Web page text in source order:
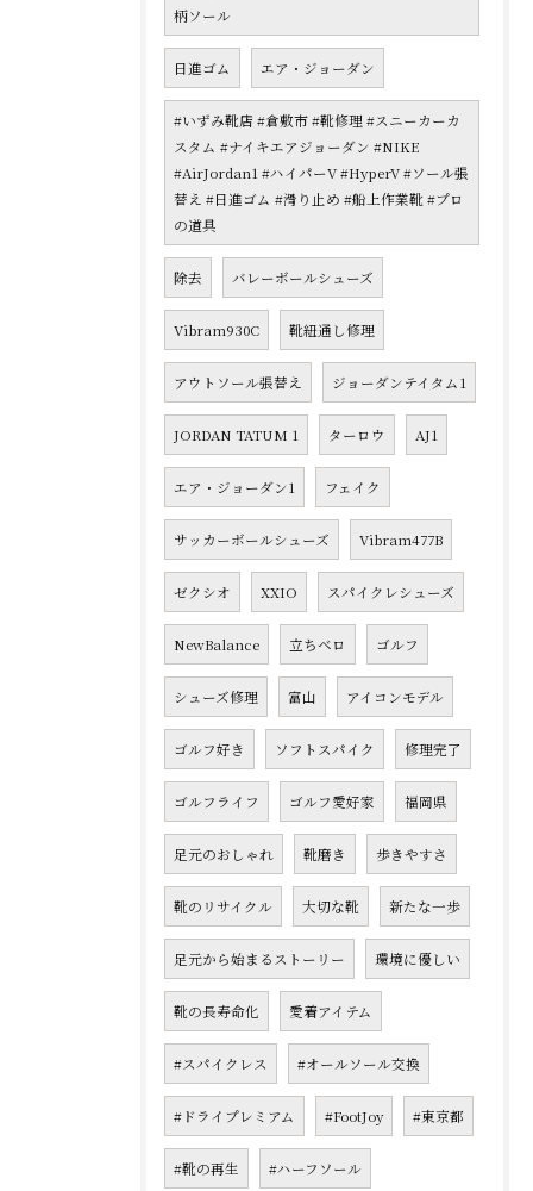
柄ソール
日進ゴム エア・ジョーダン
#いずみ靴店 #倉敷市 #靴修理 #スニーカーカ
スタム #ナイキエアジョーダン #NIKE
#AirJordan1 #ハイパーV #HyperV #ソール張
替え #日進ゴム #滑り止め #船上作業靴 #プロ
の道具
除去 バレーボールシューズ
Vibram930C 靴紐通し修理
アウトソール張替え ジョーダンテイタム1
JORDAN TATUM 1 ターロウ AJ1
エア・ジョーダン1 フェイク
サッカーボールシューズ Vibram477B
ゼクシオ XXIO スパイクレシューズ
NewBalance 立ちベロ ゴルフ
シューズ修理 富山 アイコンモデル
ゴルフ好き ソフトスパイク 修理完了
ゴルフライフ ゴルフ愛好家 福岡県
足元のおしゃれ 靴磨き 歩きやすさ
靴のリサイクル 大切な靴 新たな一歩
足元から始まるストーリー 環境に優しい
靴の長寿命化 愛着アイテム
#スパイクレス #オールソール交換
#ドライプレミアム #FootJoy #東京都
#靴の再生 #ハーフソール